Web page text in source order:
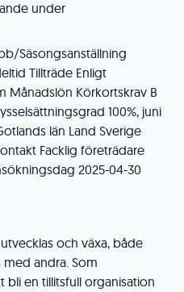
under
Säsongsanställning
Tillträde Enligt
Månadslön Körkortskrav B
100%, juni
län Land Sverige
Facklig företrädare
2025-04-30
och växa, både
andra. Som
bli en tillitsfull organisation